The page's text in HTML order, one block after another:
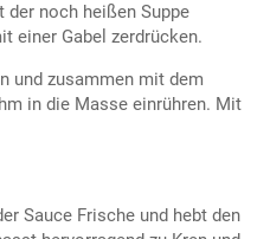
der noch heißen Suppe
einer Gabel zerdrücken.
und zusammen mit dem
in die Masse einrühren. Mit
Sauce Frische und hebt den